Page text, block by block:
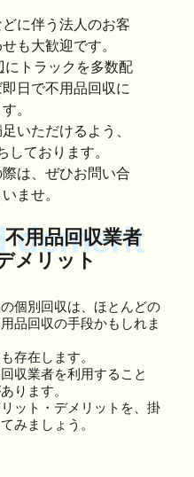
に伴う法人のお客
も大歓迎です。
にトラックを多数配
日で不用品回収に
。
いただけるよう、
しております。
は、ぜひお問い合
ませ。
demerit
用品回収業者
メリット
個別回収は、ほとんどの
品回収の手段かもしれま
存在します。
収業者を利用すること
ります。
ット・デメリットを、掛
みましょう。